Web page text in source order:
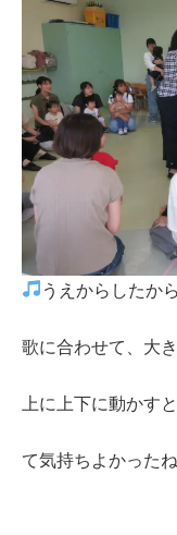
うえからしたから
歌に合わせて、大
上に上下に動かす
て気持ちよかった